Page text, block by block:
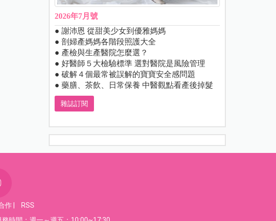
2026年7月號
● 謝沛恩 從甜美少女到優雅媽媽
● 剖婦產媽媽各階段照護大全
● 產檢與生產醫院怎麼選？
● 好醫師５大檢驗標準 選對醫院是風險管理
● 破解４個最常被誤解的寶寶安全感問題
● 藥膳、茶飲、日常保養 中醫觀點看產後掉髮
雜誌訂閱
作
RSS